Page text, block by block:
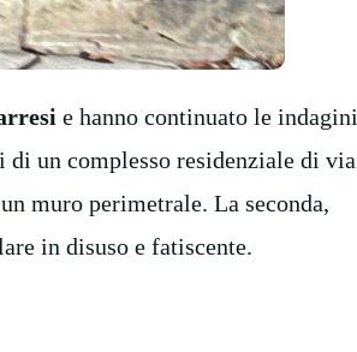
e hanno continuato le indagini
un complesso residenziale di via
muro perimetrale. La seconda,
in disuso e fatiscente.